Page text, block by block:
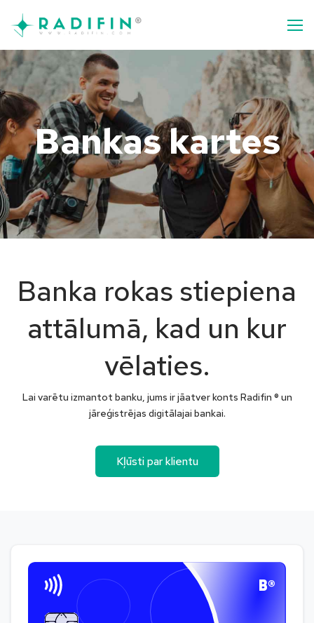
Bankas kartes
Banka rokas stiepiena
attālumā, kad un kur
vēlaties.
Lai varētu izmantot banku, jums ir jāatver konts Radifin ® un
jāreģistrējas digitālajai bankai.
Kļūsti par klientu